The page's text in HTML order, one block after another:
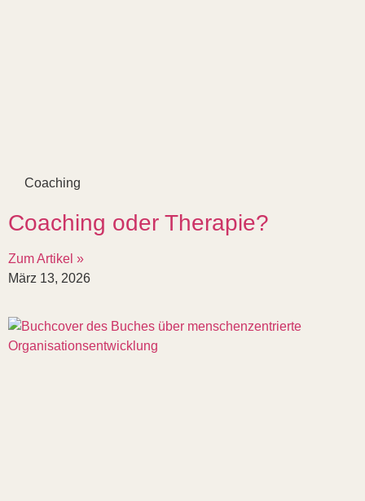
Coaching
Coaching oder Therapie?
Zum Artikel »
März 13, 2026